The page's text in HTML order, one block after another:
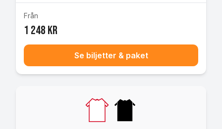
Från
1 248 kr
Se biljetter & paket